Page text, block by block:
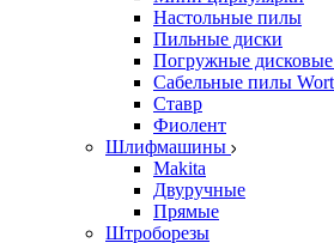
Настольные пилы
Пильные диски
Погружные
Сабельные пилы
Ставр
Фиолент
Шлифмашины
Makita
Двуручные
Прямые
Штроборезы